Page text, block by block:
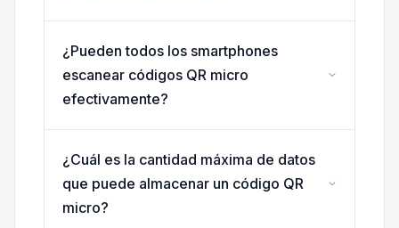
¿Pueden todos los smartphones
escanear códigos QR micro
efectivamente?
¿Cuál es la cantidad máxima de datos
que puede almacenar un código QR
micro?